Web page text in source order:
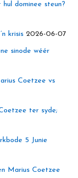
dominee steun?
krisis 2026-06-07
sinode wéér
Coetzee vs
ter syde;
5 Junie
Marius Coetzee